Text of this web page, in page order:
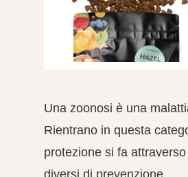
Una zoonosi è una
Rientrano in questa
protezione si fa attraverso
diversi di prevenzione.